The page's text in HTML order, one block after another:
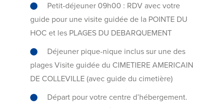
Petit-déjeuner 09h00 : RDV avec votre
guide pour une visite guidée de la POINTE DU
HOC et les PLAGES DU DEBARQUEMENT
Déjeuner pique-nique inclus sur une des
plages Visite guidée du CIMETIERE AMERICAIN
DE COLLEVILLE (avec guide du cimetière)
Départ pour votre centre d’hébergement.